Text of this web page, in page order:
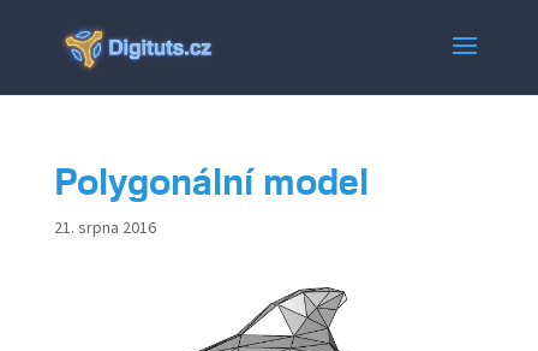
Polygonální model
21. srpna 2016